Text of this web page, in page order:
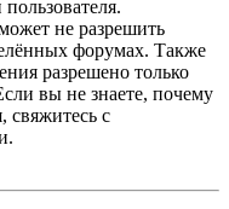
не разрешить
форумах. Также
разрешено только
вы не знаете, почему
свяжитесь с